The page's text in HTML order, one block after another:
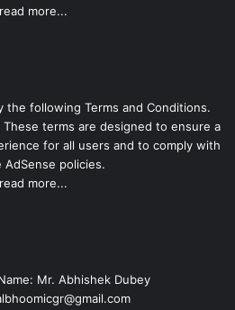
read more...
the following Terms and Conditions.
terms are designed to ensure a
for all users and to comply with
AdSense policies.
read more...
Mr. Abhishek Dubey